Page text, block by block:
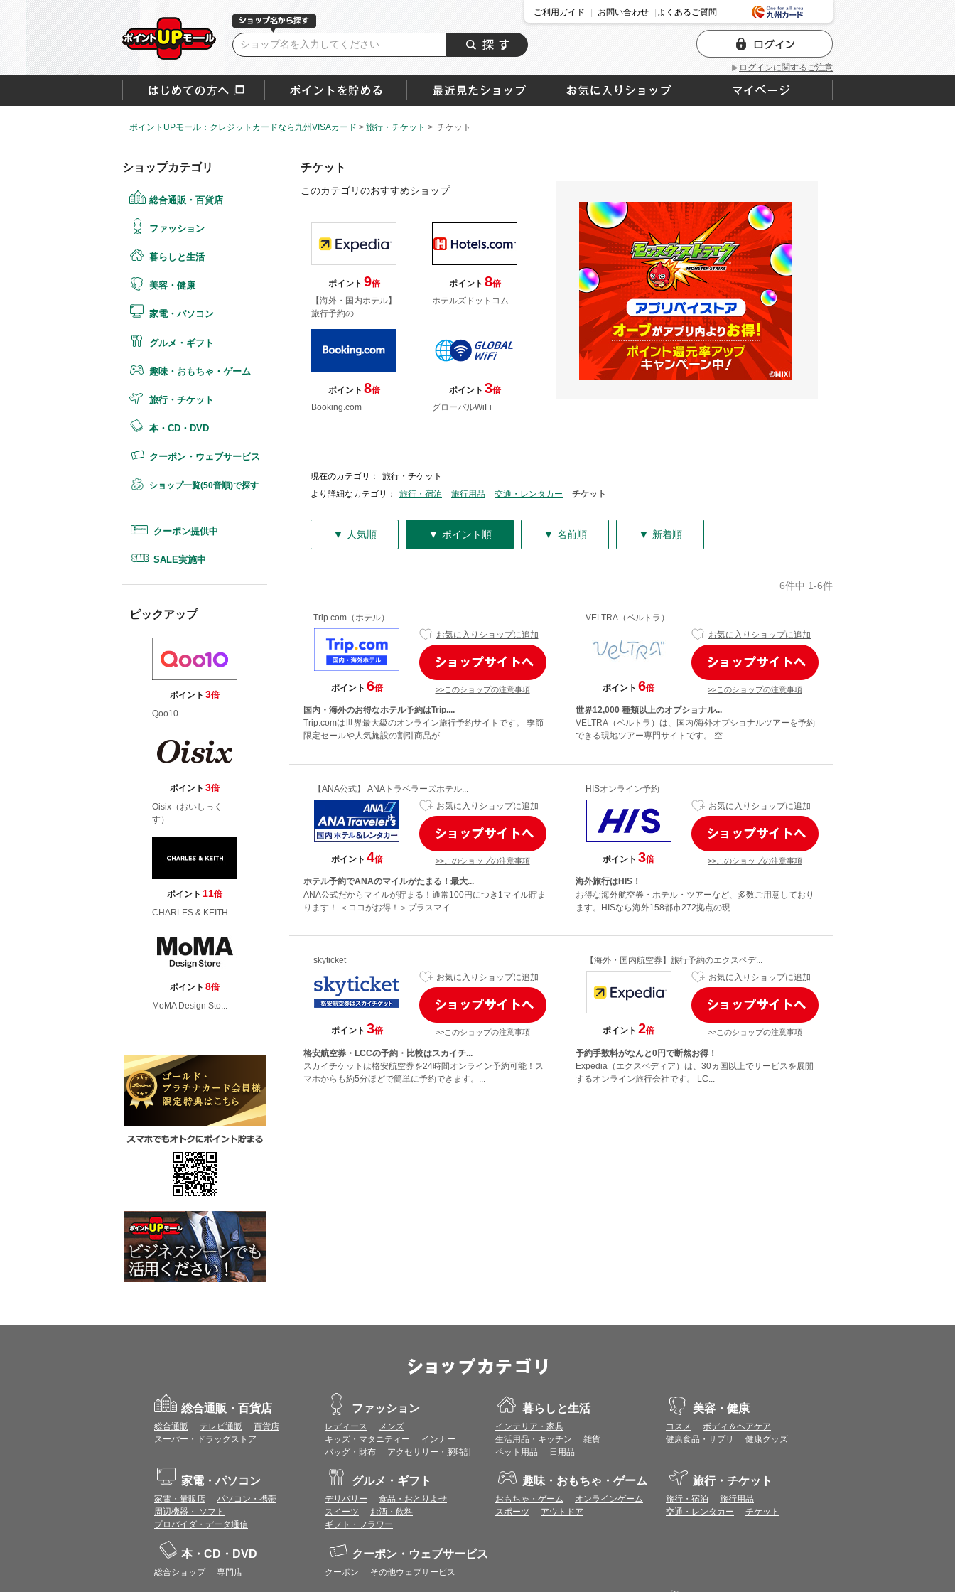
ログインに関するご注意
ご利用ガイド お問い合わせ よくあるご質問
ポイントUPモール：クレジットカードなら九州VISAカード > 旅行・チケット > チケット
ショップカテゴリ
総合通販・百貨店
ファッション
暮らしと生活
美容・健康
家電・パソコン
グルメ・ギフト
趣味・おもちゃ・ゲーム
旅行・チケット
本・CD・DVD
クーポン・ウェブサービス
ショップ一覧(50音順)で探す
クーポン提供中
SALE実施中
ピックアップ
ポイント 3倍
Qoo10
ポイント 3倍
Oisix（おいしっく
す）
ポイント 11倍
CHARLES & KEITH...
ポイント 8倍
MoMA Design Sto...
チケット
このカテゴリのおすすめショップ
ポイント 9倍
【海外・国内ホテル】
旅行予約の...
ポイント 8倍
ホテルズドットコム
ポイント 8倍
Booking.com
ポイント 3倍
グローバルWiFi
現在のカテゴリ ：
旅行・チケット
より詳細なカテゴリ ： 旅行・宿泊 旅行用品 交通・レンタカー チケット
▼ 人気順 ▼ ポイント順 ▼ 名前順 ▼ 新着順
6件中 1-6件
Trip.com（ホテル）
ポイント 6倍
お気に入りショップに追加
>>このショップの注意事項
国内・海外のお得なホテル予約はTrip....
Trip.comは世界最大級のオンライン旅行予約サイトです。 季節
限定セールや人気施設の割引商品が...
VELTRA（ベルトラ）
ポイント 6倍
お気に入りショップに追加
>>このショップの注意事項
世界12,000 種類以上のオプショナル...
VELTRA（ベルトラ）は、国内/海外オプショナルツアーを予約
できる現地ツアー専門サイトです。 空...
【ANA公式】 ANAトラベラーズホテル...
ポイント 4倍
お気に入りショップに追加
>>このショップの注意事項
ホテル予約でANAのマイルがたまる！最大...
ANA公式だからマイルが貯まる！通常100円につき1マイル貯ま
ります！ ＜ココがお得！＞プラスマイ...
HISオンライン予約
ポイント 3倍
お気に入りショップに追加
>>このショップの注意事項
海外旅行はHIS！
お得な海外航空券・ホテル・ツアーなど、多数ご用意しており
ます。HISなら海外158都市272拠点の現...
skyticket
ポイント 3倍
お気に入りショップに追加
>>このショップの注意事項
格安航空券・LCCの予約・比較はスカイチ...
スカイチケットは格安航空券を24時間オンライン予約可能！ス
マホからも約5分ほどで簡単に予約できます。...
【海外・国内航空券】旅行予約のエクスペデ...
ポイント 2倍
お気に入りショップに追加
>>このショップの注意事項
予約手数料がなんと0円で断然お得！
Expedia（エクスペディア）は、30ヵ国以上でサービスを展開
するオンライン旅行会社です。 LC...
総合通販・百貨店
総合通販 テレビ通販
百貨店
スーパー・ドラッグストア
ファッション
レディース
メンズ
キッズ・マタニティー
インナー
バッグ・財布
アクセサリー・腕時計
暮らしと生活
インテリア・家具
生活用品・キッチン
雑貨
ペット用品
日用品
美容・健康
コスメ
ボディ＆ヘアケア
健康食品・サプリ
健康グッズ
家電・パソコン
家電・量販店
パソコン・携帯
周辺機器・ ソフト
プロバイダ・データ通信
グルメ・ギフト
デリバリー
食品・おとりよせ
スイーツ
お酒・飲料
ギフト・フラワー
趣味・おもちゃ・ゲーム
おもちゃ・ゲーム
オンラインゲーム
スポーツ
アウトドア
旅行・チケット
旅行・宿泊
旅行用品
交通・レンタカー
チケット
本・CD・DVD
総合ショップ 専門店
クーポン・ウェブサービス
クーポン その他ウェブサービス